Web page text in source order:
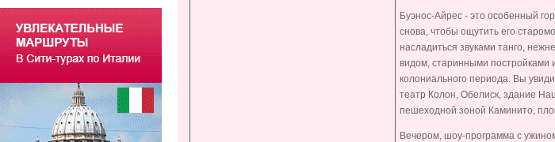
Буэнос-Айрес - это особенный
снова, чтобы ощутить его
насладиться звуками танго,
видом, старинными постройками
колониального периода. Вы
театр Колон, Обелиск, здание
пешеходной зоной Каминито,
Вечером, шоу-программа с